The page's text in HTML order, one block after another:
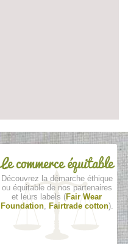
Le commerce équitable
Découvrez la démarche éthique
ou équitable de nos partenaires
et leurs labels (Fair Wear
Foundation, Fairtrade cotton).